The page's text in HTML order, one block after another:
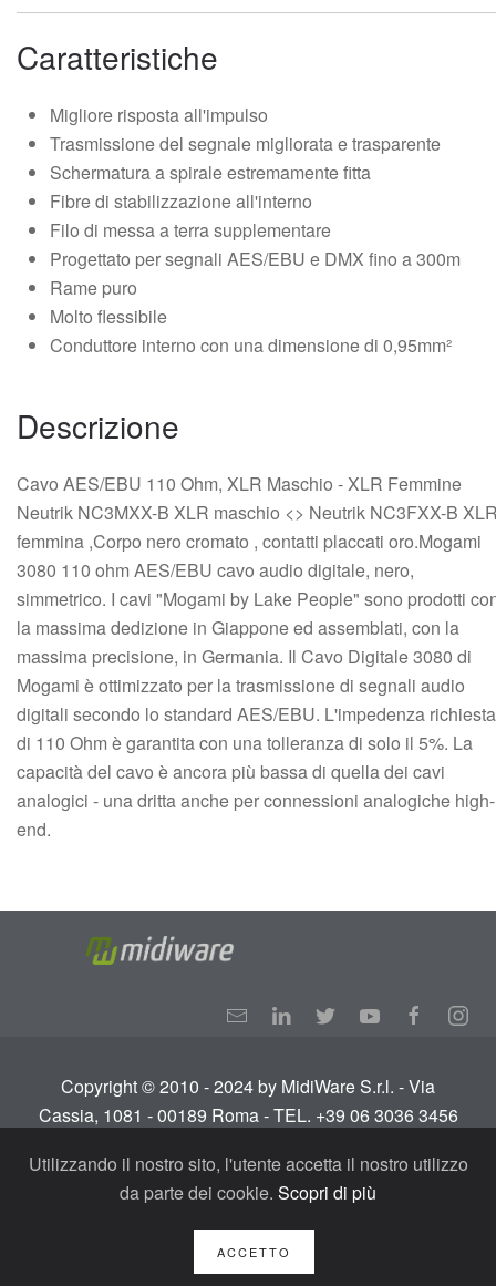
Caratteristiche
Migliore risposta all'impulso
Trasmissione del segnale migliorata e trasparente
Schermatura a spirale estremamente fitta
Fibre di stabilizzazione all'interno
Filo di messa a terra supplementare
Progettato per segnali AES/EBU e DMX fino a 300m
Rame puro
Molto flessibile
Conduttore interno con una dimensione di 0,95mm²
Descrizione
Cavo AES/EBU 110 Ohm, XLR Maschio - XLR Femmine
Neutrik NC3MXX-B XLR maschio <> Neutrik NC3FXX-B
femmina ,Corpo nero cromato , contatti placcati oro.Mogami
3080 110 ohm AES/EBU cavo audio digitale, nero,
simmetrico. I cavi "Mogami by Lake People" sono prodotti
la massima dedizione in Giappone ed assemblati, con la
massima precisione, in Germania. Il Cavo Digitale 3080 di
Mogami è ottimizzato per la trasmissione di segnali audio
digitali secondo lo standard AES/EBU. L'impedenza richiesta
di 110 Ohm è garantita con una tolleranza di solo il 5%. La
capacità del cavo è ancora più bassa di quella dei cavi
analogici - una dritta anche per connessioni analogiche high-
end.
Copyright © 2010 - 2024 by MidiWare S.r.l. - Via
Cassia, 1081 - 00189 Roma - TEL. +39 06 3036 3456
Tutti i diritti riservati.Termini e condizioni-Privacy
Policy - GDPR
Utilizzando il nostro sito, l'utente accetta il nostro utilizzo
da parte dei cookie. Scopri di più
ACCETTO